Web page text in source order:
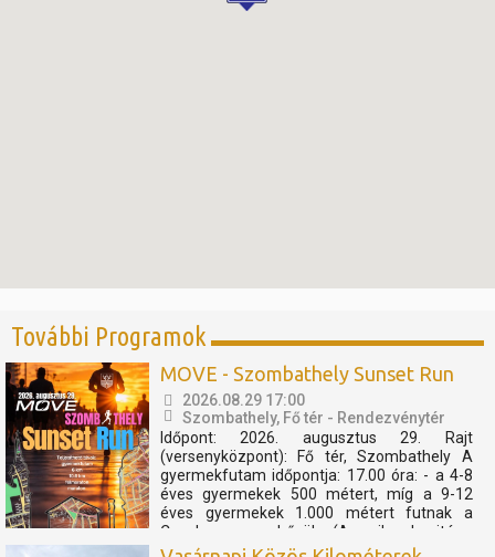
További Programok
MOVE - Szombathely Sunset Run
2026.08.29 17:00
Szombathely, Fő tér - Rendezvénytér
Időpont: 2026. augusztus 29. Rajt
(versenyközpont): Fő tér, Szombathely A
gyermekfutam időpontja: 17.00 óra: - a 4-8
éves gyermekek 500 métert, míg a 9-12
éves gyermekek 1.000 métert futnak a
Cosplay szuperhősök (Amerika kapitány,
Thor, Pókember, Venom) műsorát, és a velük